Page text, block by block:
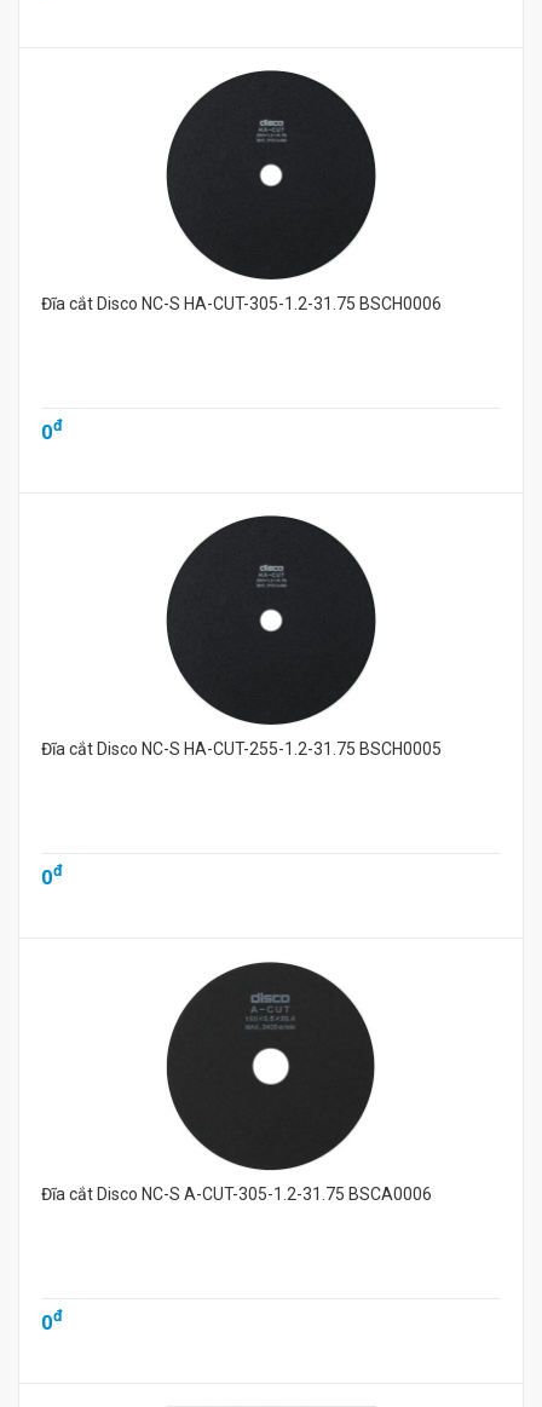
Đĩa cắt Disco NC-S HA-CUT-305-1.2-31.75 BSCH0006
0đ
Đĩa cắt Disco NC-S HA-CUT-255-1.2-31.75 BSCH0005
0đ
Đĩa cắt Disco NC-S A-CUT-305-1.2-31.75 BSCA0006
0đ